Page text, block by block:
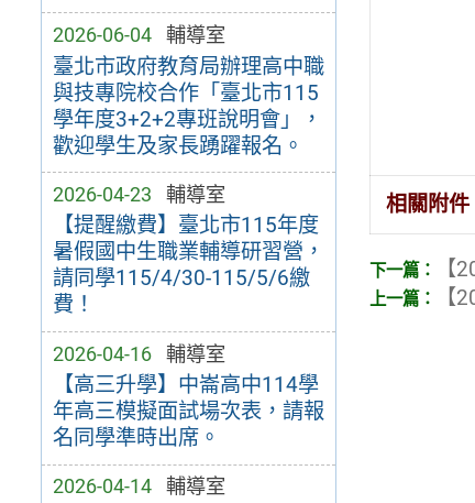
2026-06-04 輔導室
臺北市政府教育局辦理高中職
與技專院校合作「臺北市115
學年度3+2+2專班說明會」，
歡迎學生及家長踴躍報名。
2026-04-23 輔導室
【提醒繳費】臺北市115年度
暑假國中生職業輔導研習營，
請同學115/4/30-115/5/6繳
費！
2026-04-16 輔導室
【高三升學】中崙高中114學
年高三模擬面試場次表，請報
名同學準時出席。
2026-04-14 輔導室
相關附件
【
【